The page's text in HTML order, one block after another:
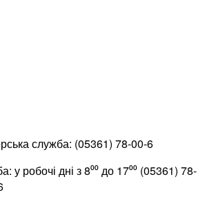
служба: (05361) 78-00-6
у робочі дні з 8⁰⁰ до 17⁰⁰ (05361) 78-